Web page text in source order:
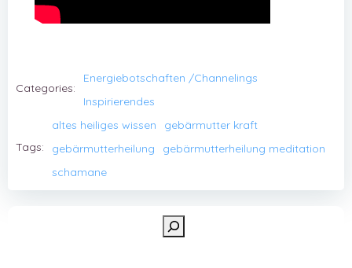
Categories:
Energiebotschaften /Channelings
Inspirierendes
Tags:
altes heiliges wissen
gebärmutter kraft
gebärmutterheilung
gebärmutterheilung meditation
schamane